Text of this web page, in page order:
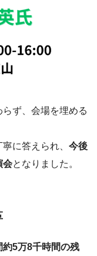
ず、会場を埋める
に答えられ、 今後
会となりました。
約5万8千時間の残